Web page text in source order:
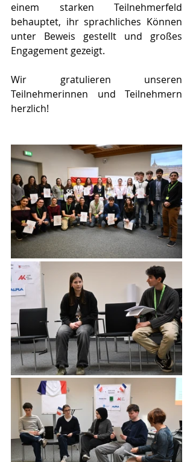
einem starken Teilnehmerfeld
behauptet, ihr sprachliches Können
unter Beweis gestellt und großes
Engagement gezeigt.
Wir gratulieren unseren
Teilnehmerinnen und Teilnehmern
herzlich!